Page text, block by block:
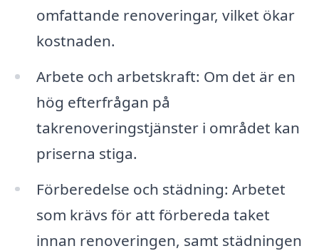
omfattande renoveringar, vilket ökar
kostnaden.
Arbete och arbetskraft: Om det är en
hög efterfrågan på
takrenoveringstjänster i området kan
priserna stiga.
Förberedelse och städning: Arbetet
som krävs för att förbereda taket
innan renoveringen, samt städningen